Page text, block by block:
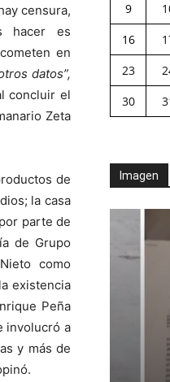
censura,
hacer es
en
datos”,
concluir el
Zeta
de
la casa
parte de
de Grupo
como
existencia
Peña
involucró a
y más de
9
16
23
30
Imagen